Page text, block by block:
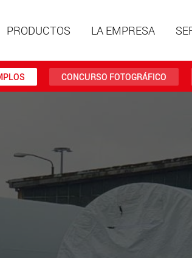
cargas útiles
Remolques
cargas útiles
PRODUCTOS LA EMPRESA
CONCURSO FOTOGRÁFICO